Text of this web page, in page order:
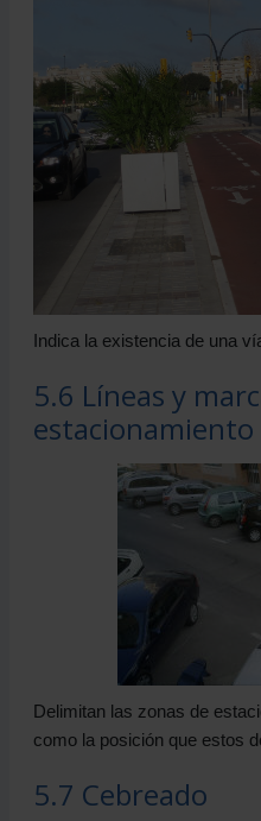
Indica la existencia de una
5.6 Líneas y
estacionamiento
Delimitan las zonas de
como la posición que estos
5.7 Cebreado